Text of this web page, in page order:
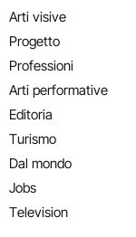
Arti visive
Progetto
Professioni
Arti performative
Editoria
Turismo
Dal mondo
Jobs
Television